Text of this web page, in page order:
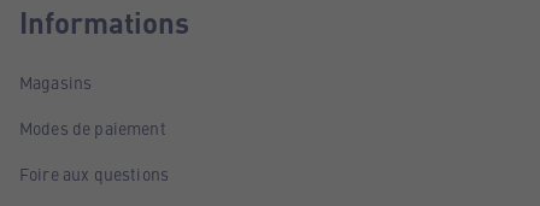
Informations
Magasins
Modes de paiement
Foire aux questions